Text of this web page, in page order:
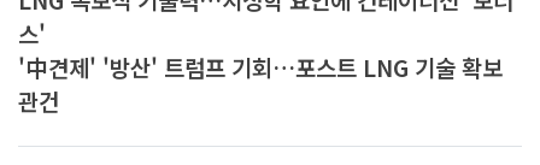
스'
'中견제' '방산' 트럼프 기회…포스트 LNG 기술 확보
관건